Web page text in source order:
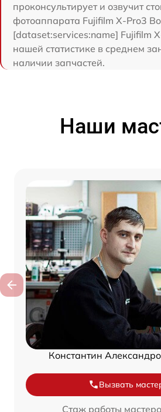
проконсультирует и озвучит
фотоаппарата Fujifilm X-Pro3
[dataset:services:name] Fujifilm
нашей статистике в среднем
наличии запчастей.
Наши
Константин
Вызвать
Стаж работы